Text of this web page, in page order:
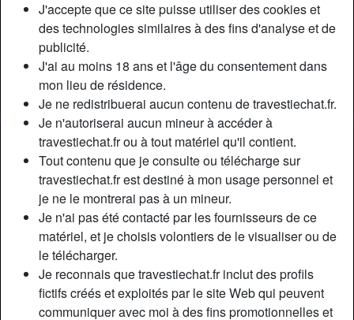
J'accepte que ce site puisse utiliser des cookies et
des technologies similaires à des fins d'analyse et de
publicité.
J'ai au moins 18 ans et l'âge du consentement dans
mon lieu de résidence.
Je ne redistribuerai aucun contenu de travestiechat.fr.
Je n'autoriserai aucun mineur à accéder à
travestiechat.fr ou à tout matériel qu'il contient.
Tout contenu que je consulte ou télécharge sur
travestiechat.fr est destiné à mon usage personnel et
je ne le montrerai pas à un mineur.
Je n'ai pas été contacté par les fournisseurs de ce
matériel, et je choisis volontiers de le visualiser ou de
le télécharger.
Je reconnais que travestiechat.fr inclut des profils
fictifs créés et exploités par le site Web qui peuvent
communiquer avec moi à des fins promotionnelles et
Nickname:
AiméeCuvier
Âge:
30
Pays:
France
Département:
Paris
Sexe:
Transexuelle
Sexualité:
Relation:
Célibataire
Couleur des cheveux:
Foncé
Taille:
180 cm